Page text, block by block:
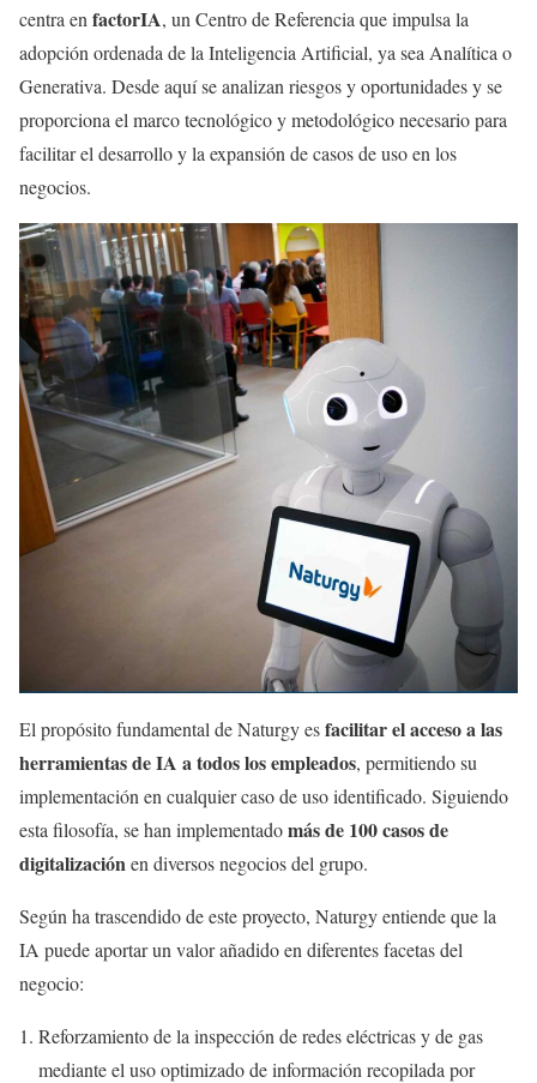
centra enfactorIA, un Centro de Referencia que impulsa la
adopción ordenada de la Inteligencia Artificial, ya sea Analítica o
Generativa. Desde aquí se analizan riesgos y oportunidades y se
proporciona el marco tecnológico y metodológico necesario para
facilitar el desarrollo y la expansión de casos de uso en los
negocios.
El propósito fundamental de Naturgy esfacilitar el acceso a las
herramientas de IA a todos los empleados, permitiendo su
implementación en cualquier caso de uso identificado. Siguiendo
esta filosofía, se han implementadomás de 100 casos de
digitalizaciónen diversos negocios del grupo.
Según ha trascendido de este proyecto, Naturgy entiende que la
IA puede aportar un valor añadido en diferentes facetas del
negocio:
Reforzamiento de la inspección de redes eléctricas y de gas
mediante el uso optimizado de información recopilada por